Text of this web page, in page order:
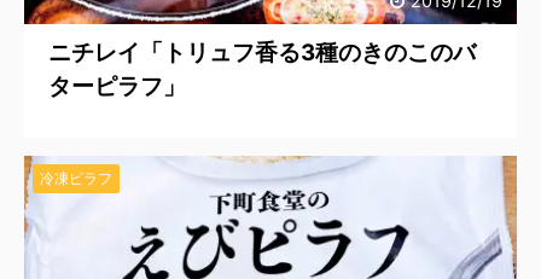
ニチレイ「トリュフ香る3種のきのこのバ
ターピラフ」
冷凍ピラフ